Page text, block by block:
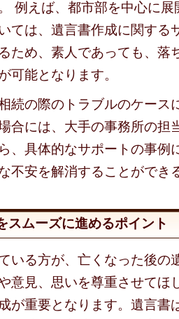
例えば、都市部を中心に
ては、遺言書作成に関する
ため、素人であっても、落
可能となります。
続の際のトラブルのケース
合には、大手の事務所の担
、具体的なサポートの事例
不安を解消することができ
スムーズに進めるポイント
いる方が、亡くなった後の
意見、思いを尊重させてほ
が重要となります。遺言書